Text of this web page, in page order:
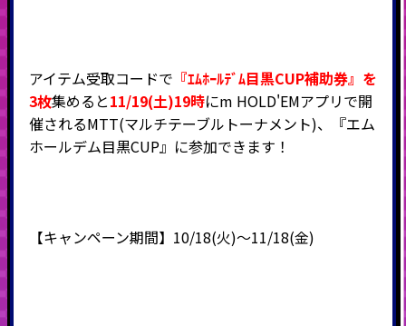
アイテム受取コードで 『ｴﾑﾎｰﾙﾃﾞﾑ目黒CUP補助券』を
3枚集めると11/19(土)19時にm HOLD'EMアプリで開
催されるMTT(マルチテーブルトーナメント)、『エム
ホールデム目黒CUP』に参加できます！
【キャンペーン期間】10/18(火)～11/18(金)